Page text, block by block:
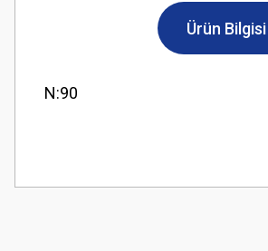
Ürün Bilgisi
N:90
Görüş ve önerileriniz için teşekkür ederiz.